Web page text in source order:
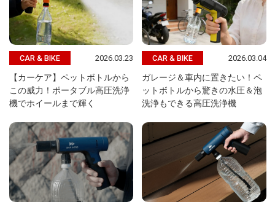
CAR & BIKE 2026.03.23
【カーケア】ペットボトルから
この威力！ポータブル高圧洗浄
機でホイールまで輝く
CAR & BIKE 2026.03.04
ガレージ＆車内に置きたい！ペ
ットボトルから驚きの水圧＆泡
洗浄もできる高圧洗浄機